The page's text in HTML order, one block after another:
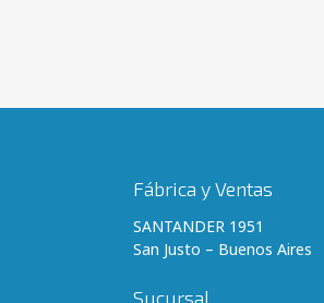
Fábrica y Ventas
SANTANDER 1951
San Justo – Buenos Aires
Sucursal